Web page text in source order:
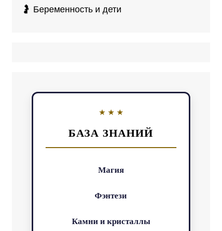
🤰 Беременность и дети
БАЗА ЗНАНИЙ
Магия
Фэнтези
Камни и кристаллы